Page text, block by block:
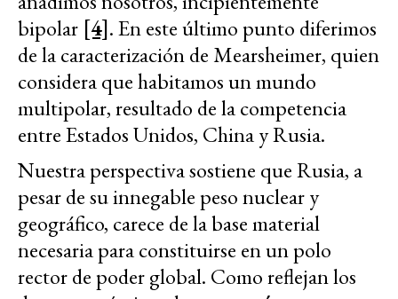
bipolar [4]. En este último punto diferimos
de la caracterización de Mearsheimer, quien
considera que habitamos un mundo
multipolar, resultado de la competencia
entre Estados Unidos, China y Rusia.
Nuestra perspectiva sostiene que Rusia, a
pesar de su innegable peso nuclear y
geográfico, carece de la base material
necesaria para constituirse en un polo
rector de poder global. Como reflejan los